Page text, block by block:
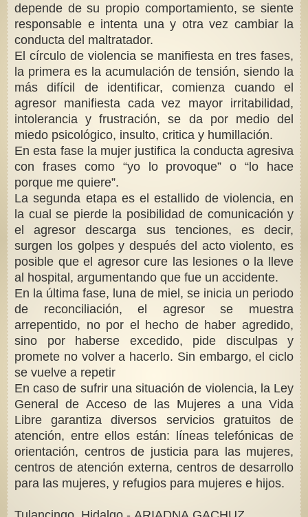
depende de su propio comportamiento, se siente
responsable e intenta una y otra vez cambiar la
conducta del maltratador.
El círculo de violencia se manifiesta en tres fases,
la primera es la acumulación de tensión, siendo la
más difícil de identificar, comienza cuando el
agresor manifiesta cada vez mayor irritabilidad,
intolerancia y frustración, se da por medio del
miedo psicológico, insulto, critica y humillación.
En esta fase la mujer justifica la conducta agresiva
con frases como “yo lo provoque” o “lo hace
porque me quiere”.
La segunda etapa es el estallido de violencia, en
la cual se pierde la posibilidad de comunicación y
el agresor descarga sus tenciones, es decir,
surgen los golpes y después del acto violento, es
posible que el agresor cure las lesiones o la lleve
al hospital, argumentando que fue un accidente.
En la última fase, luna de miel, se inicia un periodo
de reconciliación, el agresor se muestra
arrepentido, no por el hecho de haber agredido,
sino por haberse excedido, pide disculpas y
promete no volver a hacerlo. Sin embargo, el ciclo
se vuelve a repetir
En caso de sufrir una situación de violencia, la Ley
General de Acceso de las Mujeres a una Vida
Libre garantiza diversos servicios gratuitos de
atención, entre ellos están: líneas telefónicas de
orientación, centros de justicia para las mujeres,
centros de atención externa, centros de desarrollo
para las mujeres, y refugios para mujeres e hijos.